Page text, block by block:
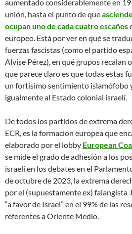
aumentado considerablemente en
unión, hasta el punto de que
ocupan uno de cada cuatro escaños
europeo. Está por ver en qué se
fuerzas fascistas (como el partido
Alvise Pérez), en qué grupos recalan
que parece claro es que todas estas
un fortísimo sentimiento islamófobo
igualmente al Estado colonial israelí.
De todos los partidos de extrema
ECR, es la formación europea que
elaborado por el lobby European
se mide el grado de adhesión a los
israelí en los debates en el
de octubre de 2023, la extrema
por el (supuestamente ex) falangista
“a favor de Israel” en el 99% de las
referentes a Oriente Medio.